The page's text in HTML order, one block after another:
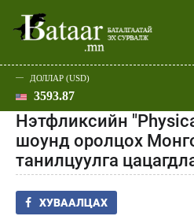
Эхлэл
Улс
ЭдийнСпорт
Шар
Батаар юу
Хэвлэл
ДОЛЛАР (USD)
3593.87
Нэтфликсийн
шоунд оролцох
танилцуулга
ХУВААЛЦАХ